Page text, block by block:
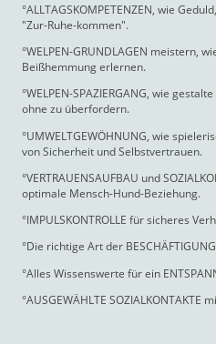
°ALLTAGSKOMPETENZEN, wie
"Zur-Ruhe-kommen".
°WELPEN-GRUNDLAGEN meistern,
Beißhemmung erlernen.
°WELPEN-SPAZIERGANG, wie
ohne zu überfordern.
°UMWELTGEWÖHNUNG, wie
von Sicherheit und Selbstvertrauen.
°VERTRAUENSAUFBAU und
optimale Mensch-Hund-Beziehung.
°IMPULSKONTROLLE für sicheres
°Die richtige Art der
°Alles Wissenswerte für ein
°AUSGEWÄHLTE SOZIALKONTAKTE